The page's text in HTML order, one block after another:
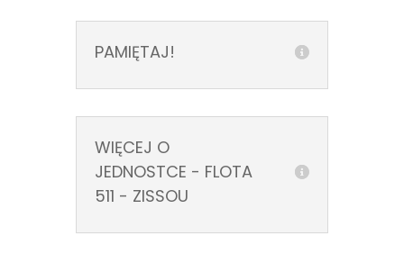
PAMIĘTAJ!
WIĘCEJ O
JEDNOSTCE - FLOTA
511 - ZISSOU